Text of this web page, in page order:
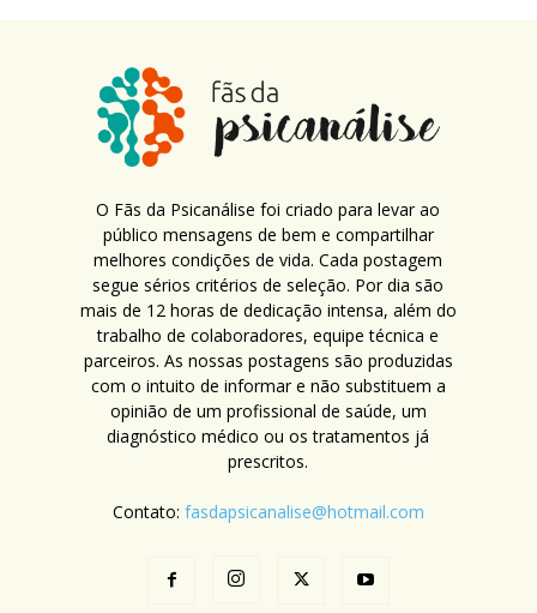
O Fãs da Psicanálise foi criado para levar ao
público mensagens de bem e compartilhar
melhores condições de vida. Cada postagem
segue sérios critérios de seleção. Por dia são
mais de 12 horas de dedicação intensa, além do
trabalho de colaboradores, equipe técnica e
parceiros. As nossas postagens são produzidas
com o intuito de informar e não substituem a
opinião de um profissional de saúde, um
diagnóstico médico ou os tratamentos já
prescritos.
Contato: fasdapsicanalise@hotmail.com